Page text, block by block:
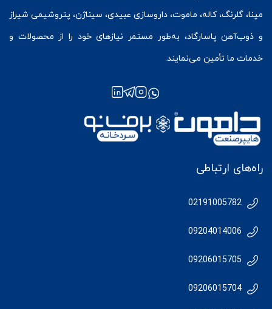
مپنا، گلرنگ، کاله، ماموت، داروسازی عبیدی، سیناژن، پتروشیمی شیراز
و ذوب‌آهن پاسارگاد، به‌طور مستمر نیازهای خود را از محصولات و
خدمات ما تأمین می‌نمایند.
راه‌های ارتباطی
02191005782
09204014006
09206015705
09206015704